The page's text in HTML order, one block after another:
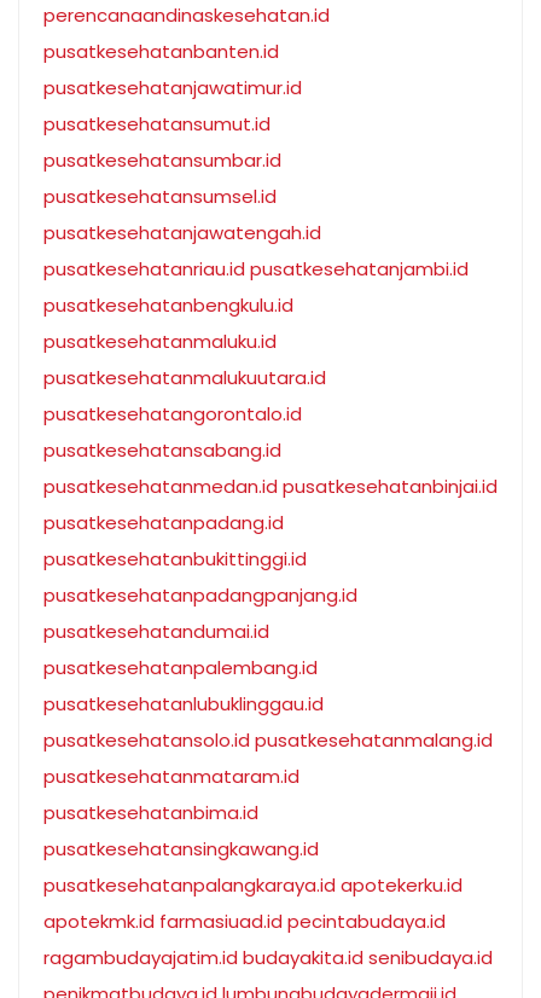
perencanaandinaskesehatan.id
pusatkesehatanbanten.id
pusatkesehatanjawatimur.id
pusatkesehatansumut.id
pusatkesehatansumbar.id
pusatkesehatansumsel.id
pusatkesehatanjawatengah.id
pusatkesehatanriau.id pusatkesehatanjambi.id
pusatkesehatanbengkulu.id
pusatkesehatanmaluku.id
pusatkesehatanmalukuutara.id
pusatkesehatangorontalo.id
pusatkesehatansabang.id
pusatkesehatanmedan.id pusatkesehatanbinjai.id
pusatkesehatanpadang.id
pusatkesehatanbukittinggi.id
pusatkesehatanpadangpanjang.id
pusatkesehatandumai.id
pusatkesehatanpalembang.id
pusatkesehatanlubuklinggau.id
pusatkesehatansolo.id pusatkesehatanmalang.id
pusatkesehatanmataram.id
pusatkesehatanbima.id
pusatkesehatansingkawang.id
pusatkesehatanpalangkaraya.id apotekerku.id
apotekmk.id farmasiuad.id pecintabudaya.id
ragambudayajatim.id budayakita.id senibudaya.id